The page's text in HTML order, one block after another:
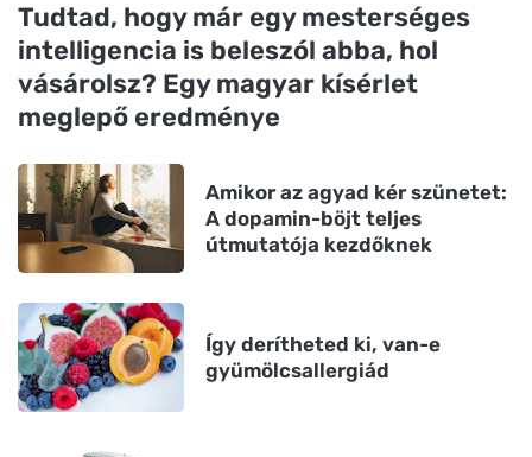
Tudtad, hogy már egy mesterséges
intelligencia is beleszól abba, hol
vásárolsz? Egy magyar kísérlet
meglepő eredménye
Amikor az agyad kér szünetet:
A dopamin-böjt teljes
útmutatója kezdőknek
Így derítheted ki, van-e
gyümölcsallergiád